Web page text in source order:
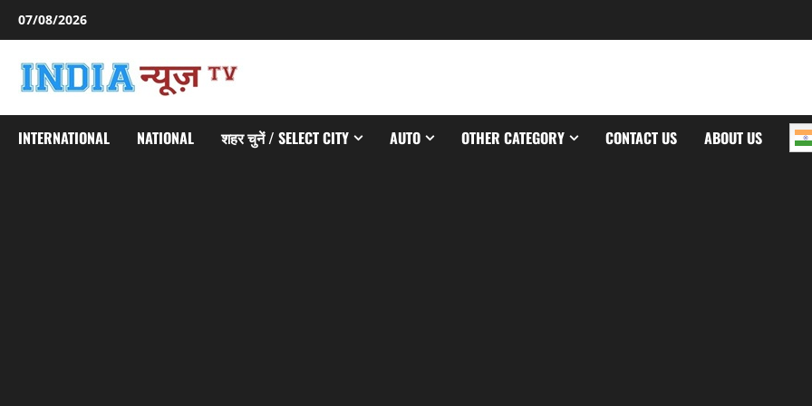
07/08/2026
INTERNATIONAL NATIONAL शहर चुनें / SELECT CITY AUTO OTHER CATEGORY CONTACT US ABOUT US